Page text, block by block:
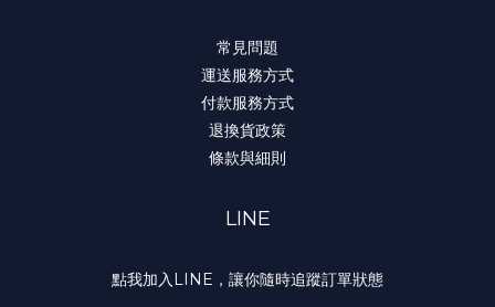
常見問題
運送服務方式
付款服務方式
退換貨政策
條款與細則
LINE
點我加入LINE，讓你隨時追蹤訂單狀態